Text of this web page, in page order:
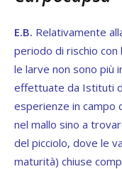
E.B. Relativamente
periodo di rischio con
le larve non sono più
effettuate da Istituti
esperienze in campo
nel mallo sino a
del picciolo, dove le
maturità) chiuse